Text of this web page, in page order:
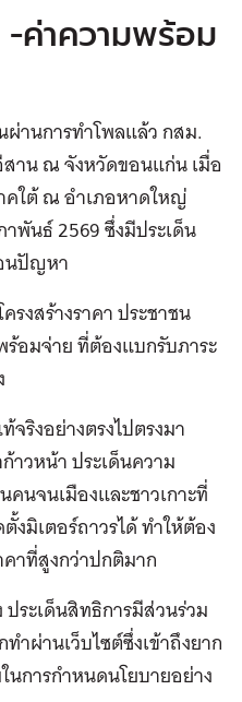
ค่าความพร้อม
ผ่านการทำโพลแล้ว กสม.
าน ณ จังหวัดขอนแก่น เมื่อ
คใต้ ณ อำเภอหาดใหญ่
พันธ์ 2569 ซึ่งมีประเด็น
นปัญหา
รงสร้างราคา ประชาชน
ร้อมจ่าย ที่ต้องแบกรับภาระ
ริงอย่างตรงไปตรงมา
วหน้า ประเด็นความ
นจนเมืองและชาวเกาะที่
มิเตอร์ถาวรได้ ทำให้ต้อง
คาที่สูงกว่าปกติมาก
ระเด็นสิทธิการมีส่วนร่วม
ำผ่านเว็บไซต์ซึ่งเข้าถึงยาก
นการกำหนดนโยบายอย่าง